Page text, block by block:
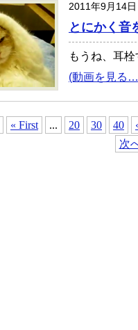
2011年9月14日
とにかく音
もうね、耳栓
(動画を見る
« First ... 20 30 40
次